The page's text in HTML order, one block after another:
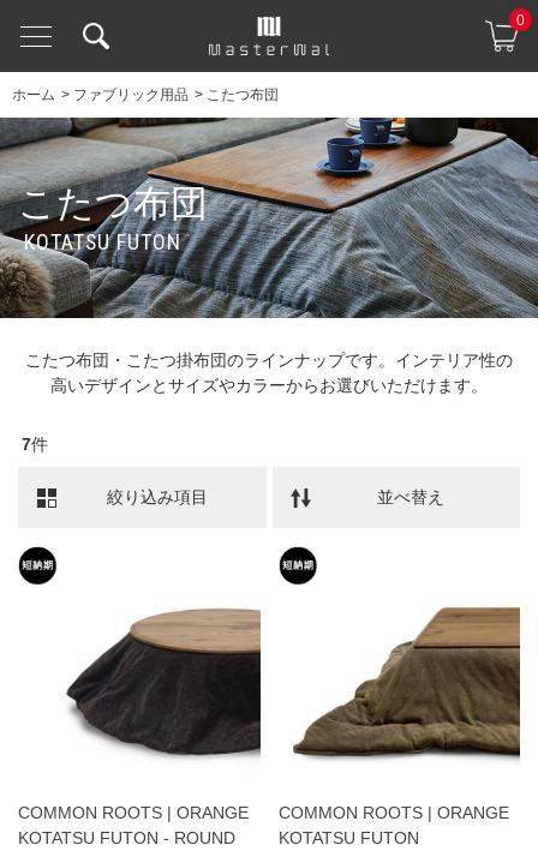
0
ホーム > ファブリック用品 > こたつ布団
こたつ布団
KOTATSU FUTON
こたつ布団・こたつ掛布団のラインナップです。インテリア性の
高いデザインとサイズやカラーからお選びいただけます。
7件
絞り込み項目 並べ替え
COMMON ROOTS | ORANGE
KOTATSU FUTON - ROUND
COMMON ROOTS | ORANGE
KOTATSU FUTON